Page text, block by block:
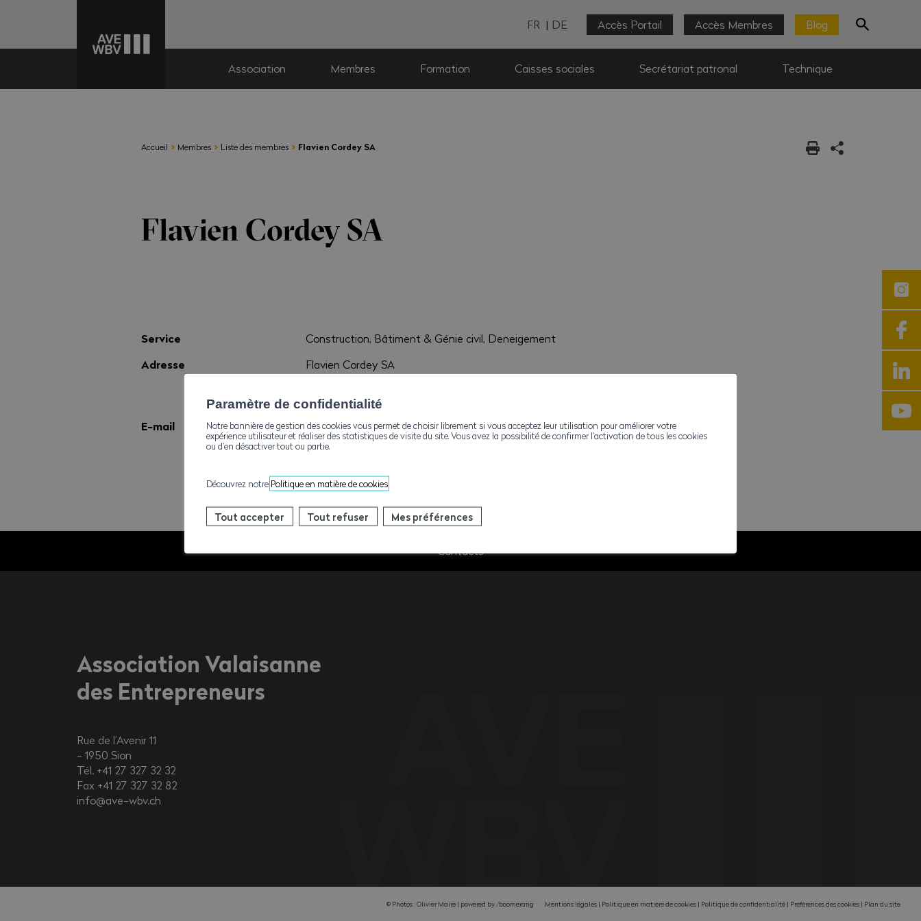
FR DE Accès Portail Accès Membres Blog
Association Membres Formation Caisses sociales Secrétariat patronal Technique
Accueil › Membres › Liste des membres › Flavien Cordey SA
Flavien Cordey SA
Service Construction, Bâtiment & Génie civil, Deneigement
Adresse
Flavien Cordey SA
1963 Vétroz
E-mail flavien.cordey@biofruits.ch
Contacts
Association Valaisanne
des Entrepreneurs
Rue de l’Avenir 11
1950 Sion
Tél. +41 27 327 32 32
Fax +41 27 327 32 82
info@ave-wbv.ch
Mentions légales Politique en matière de cookies Politique de confidentialité Préférences des cookies Plan du site
© Photos : Olivier Maire | powered by/boomerang
Paramètre de confidentialité
Notre bannière de gestion des cookies vous permet de choisir librement si vous acceptez leur utilisation pour améliorer votre
expérience utilisateur et réaliser des statistiques de visite du site. Vous avez la possibilité de confirmer l’activation de tous les cookies
ou d’en désactiver tout ou partie.
Découvrez notre Politique en matière de cookies
Tout accepter Tout refuser Mes préférences